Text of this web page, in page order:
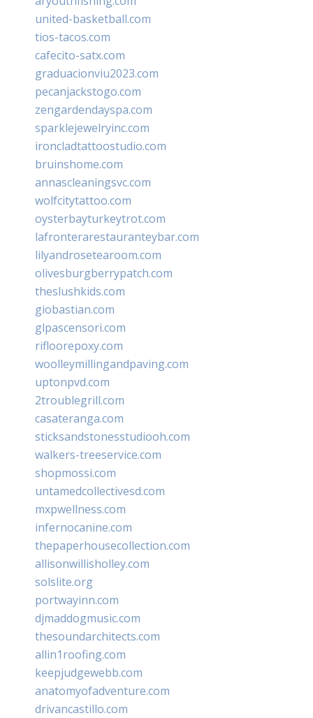
united-basketball.com
tios-tacos.com
cafecito-satx.com
graduacionviu2023.com
pecanjackstogo.com
zengardendayspa.com
sparklejewelryinc.com
ironcladtattoostudio.com
bruinshome.com
annascleaningsvc.com
wolfcitytattoo.com
oysterbayturkeytrot.com
lafronterarestauranteybar.com
lilyandrosetearoom.com
olivesburgberrypatch.com
theslushkids.com
giobastian.com
glpascensori.com
rifloorepoxy.com
woolleymillingandpaving.com
uptonpvd.com
2troublegrill.com
casateranga.com
sticksandstonesstudiooh.com
walkers-treeservice.com
shopmossi.com
untamedcollectivesd.com
mxpwellness.com
infernocanine.com
thepaperhousecollection.com
allisonwillisholley.com
solslite.org
portwayinn.com
djmaddogmusic.com
thesoundarchitects.com
allin1roofing.com
keepjudgewebb.com
anatomyofadventure.com
drivancastillo.com